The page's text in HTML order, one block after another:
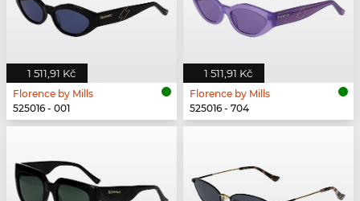
1 511,91 Kč
Florence by Mills
525016 - 001
1 511,91 Kč
Florence by Mills
525016 - 704